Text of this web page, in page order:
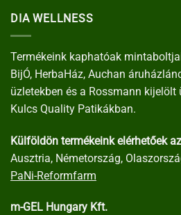
DIA WELLNESS
Termékeink kaphatóak
BijÓ, HerbaHáz, Auchan
üzletekben és a Rossmann
Kulcs Quality Patikákban.
Külföldön termékeink elérhetőek
Ausztria, Németország,
PaNi-Reformfarm
m-GEL Hungary Kft.